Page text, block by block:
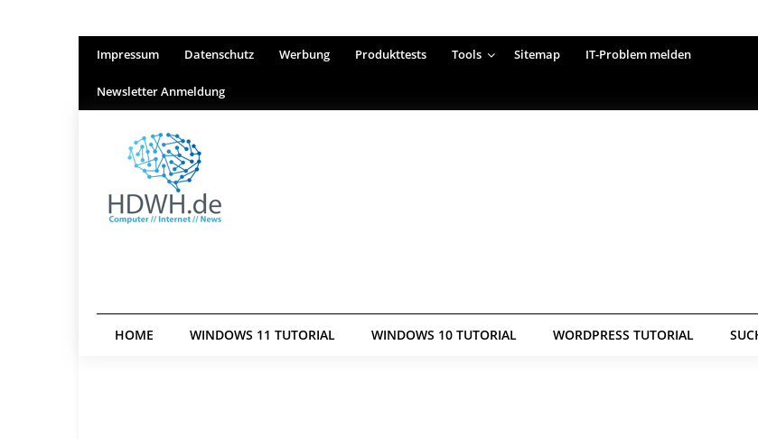
Impressum Datenschutz Werbung Produkttests Tools Sitemap IT-Problem melden
Newsletter Anmeldung
HOME WINDOWS 11 TUTORIAL WINDOWS 10 TUTORIAL WORDPRESS TUTORIAL